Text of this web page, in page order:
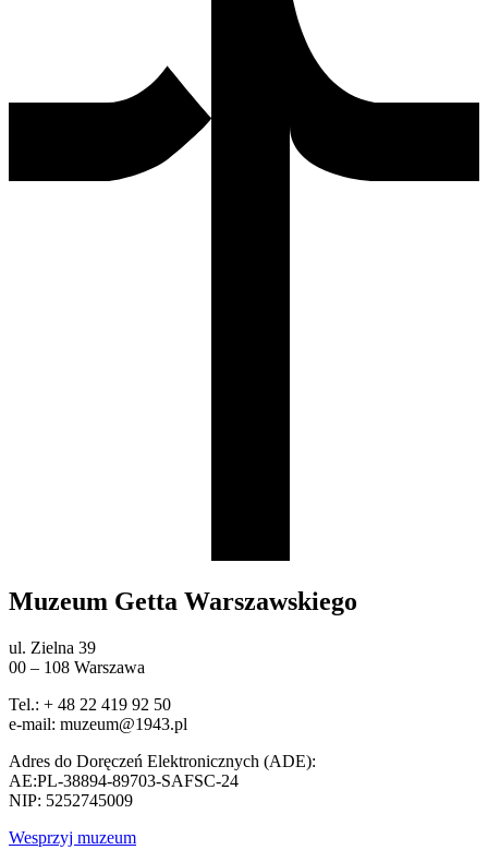
Muzeum Getta Warszawskiego
ul. Zielna 39
00 – 108 Warszawa
Tel.: + 48 22 419 92 50
e-mail: muzeum@1943.pl
Adres do Doręczeń Elektronicznych (ADE):
AE:PL-38894-89703-SAFSC-24
NIP: 5252745009
Wesprzyj muzeum